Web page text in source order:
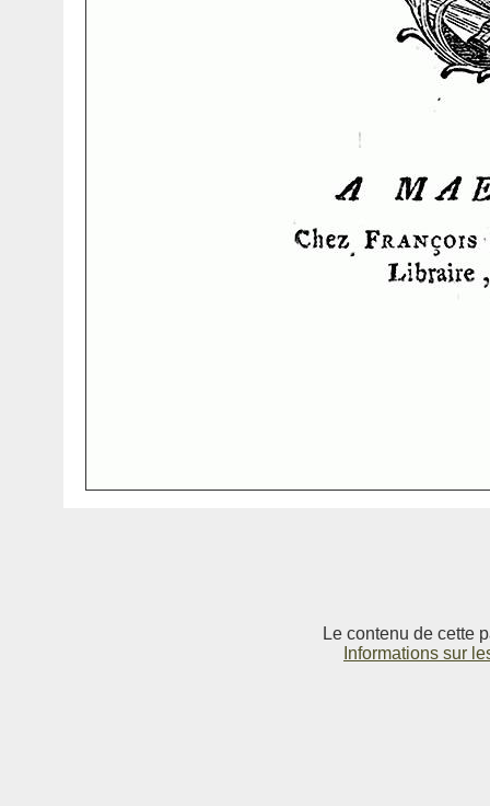
Le contenu de cette
Informations sur